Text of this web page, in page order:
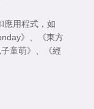
應用程式，如
》
《東方
童萌》
《經